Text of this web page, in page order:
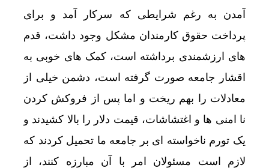
آمدن به رغم شرایطی که سرکار آمد و برای
پرداخت حقوق کارمندان مشکل وجود داشت، قدم
های ارزشمندی برداشته است، کمک های خوبی به
اقشار جامعه صورت گرفته است، دشمن خیلی از
معادلات را بهم ریخت و اما پس از فروکش کردن
نا امنی ها و اغتشاشات، قیمت دلار را بالا کشیدند و
یک تورم ناخواسته ای بر جامعه ما تحمیل کردند که
لازم است مسئولان امر با آن مبارزه کنند، از